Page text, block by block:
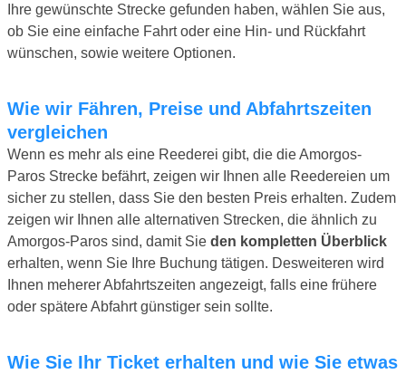
Ihre gewünschte Strecke gefunden haben, wählen Sie aus,
ob Sie eine einfache Fahrt oder eine Hin- und Rückfahrt
wünschen, sowie weitere Optionen.
Wie wir Fähren, Preise und Abfahrtszeiten
vergleichen
Wenn es mehr als eine Reederei gibt, die die Amorgos-
Paros Strecke befährt, zeigen wir Ihnen alle Reedereien um
sicher zu stellen, dass Sie den besten Preis erhalten. Zudem
zeigen wir Ihnen alle alternativen Strecken, die ähnlich zu
Amorgos-Paros sind, damit Sie den kompletten Überblick
erhalten, wenn Sie Ihre Buchung tätigen. Desweiteren wird
Ihnen meherer Abfahrtszeiten angezeigt, falls eine frühere
oder spätere Abfahrt günstiger sein sollte.
Wie Sie Ihr Ticket erhalten und wie Sie etwas